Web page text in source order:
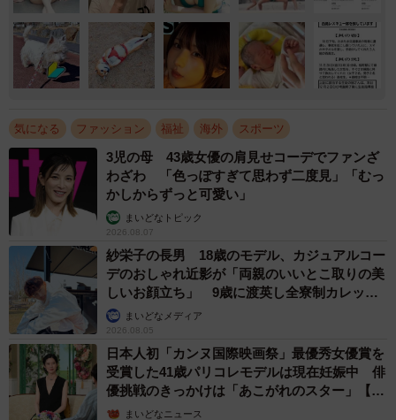
気になる ファッション 福祉 海外 スポーツ
3児の母 43歳女優の肩見せコーデでファンざ
わざわ 「色っぽすぎて思わず二度見」「むっ
かしからずっと可愛い」
まいどなトピック
2026.08.07
紗栄子の長男 18歳のモデル、カジュアルコー
デのおしゃれ近影が「両親のいいとこ取りの美
しいお顔立ち」 9歳に渡英し全寮制カレッジ
で学ぶまいどなメディア
2026.08.05
日本人初「カンヌ国際映画祭」最優秀女優賞を
受賞した41歳パリコレモデルは現在妊娠中 俳
優挑戦のきっかけは「あこがれのスター」【徹
子の部屋】
まいどなニュース